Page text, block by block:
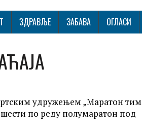
ЗДРАВЉЕ ЗАБАВА ОГЛАСИ
удружењем „Маратон тим
шести по реду полумаратон под